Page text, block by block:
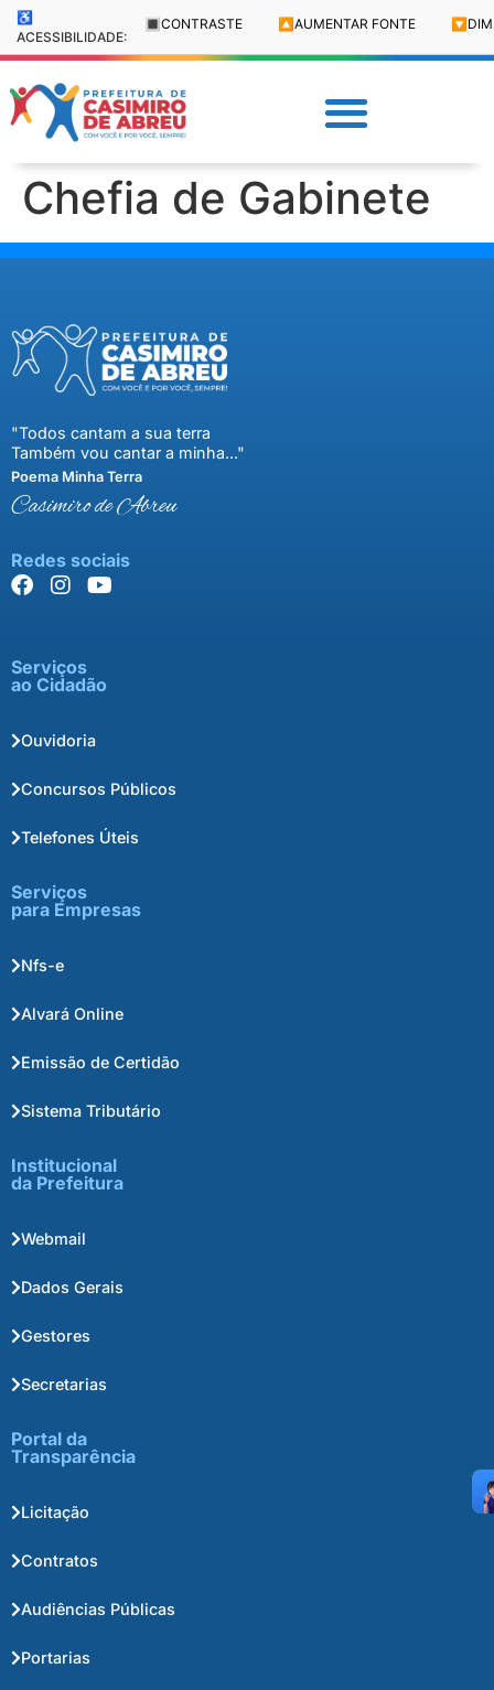
♿
ACESSIBILIDADE:
🔳 CONTRASTE 🔼 AUMENTAR FONTE 🔽
Chefia de Gabinete
"Todos cantam a sua terra
Também vou cantar a minha..."
Poema Minha Terra
Casimiro de Abreu
Redes sociais
Serviços
ao Cidadão
Ouvidoria
Concursos Públicos
Telefones Úteis
Serviços
para Empresas
Nfs-e
Alvará Online
Emissão de Certidão
Sistema Tributário
Institucional
da Prefeitura
Webmail
Dados Gerais
Gestores
Secretarias
Portal da
Transparência
Licitação
Contratos
Audiências Públicas
Portarias